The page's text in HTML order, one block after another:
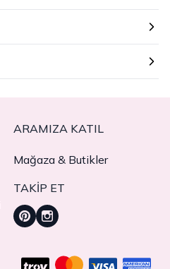
ARAMIZA KATIL
Mağaza & Butikler
TAKIP ET